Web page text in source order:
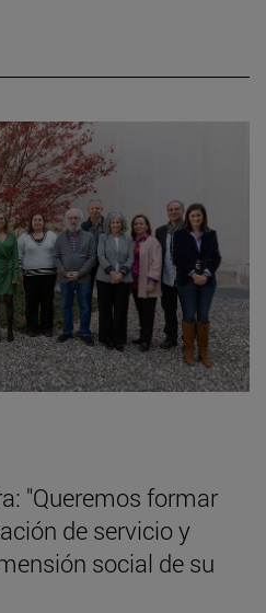
"Queremos formar
de servicio y
social de su